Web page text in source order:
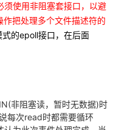
须使用非阻塞套接口，以避
把处理多个文件描述符的
的epoll接口，在后面
非阻塞读，暂时无数据)时
每次read时都需要循环